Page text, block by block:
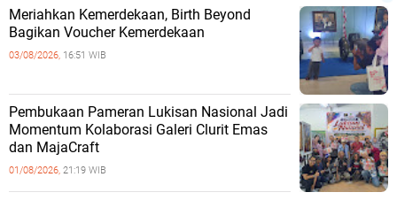
Meriahkan Kemerdekaan, Birth Beyond
Bagikan Voucher Kemerdekaan
03/08/2026, 16:51 WIB
Pembukaan Pameran Lukisan Nasional Jadi
Momentum Kolaborasi Galeri Clurit Emas
dan MajaCraft
01/08/2026, 21:19 WIB